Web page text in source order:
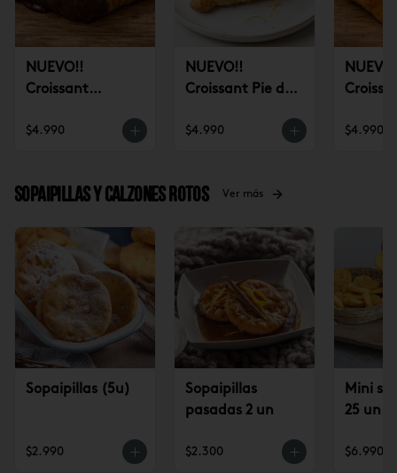
NUEVO!!
Croissant
$4.990
NUEVO!!
Croissant Pie de
$4.990 $4.990
Sopaipillas y Calzones rotos Ver más
Sopaipillas (5u)
$2.990
Sopaipillas
pasadas 2 un
$2.300
Mini
25 un
$6.990